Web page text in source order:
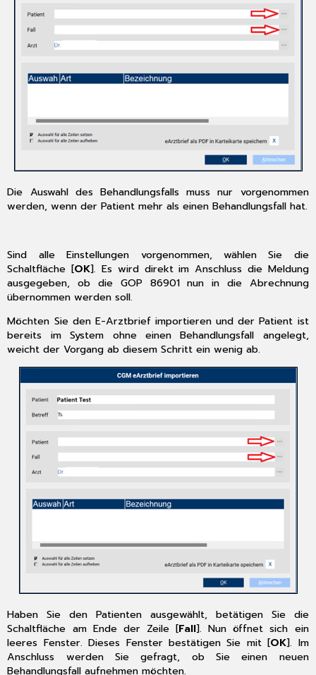
Die Auswahl des Behandlungsfalls muss nur vorgenommen
werden, wenn der Patient mehr als einen Behandlungsfall hat.
Sind alle Einstellungen vorgenommen, wählen Sie die
Schaltfläche [OK]. Es wird direkt im Anschluss die Meldung
ausgegeben, ob die GOP 86901 nun in die Abrechnung
übernommen werden soll.
Möchten Sie den E-Arztbrief importieren und der Patient ist
bereits im System ohne einen Behandlungsfall angelegt,
weicht der Vorgang ab diesem Schritt ein wenig ab.
Haben Sie den Patienten ausgewählt, betätigen Sie die
Schaltfläche am Ende der Zeile [Fall]. Nun öffnet sich ein
leeres Fenster. Dieses Fenster bestätigen Sie mit [OK]. Im
Anschluss werden Sie gefragt, ob Sie einen neuen
Behandlungsfall aufnehmen möchten.